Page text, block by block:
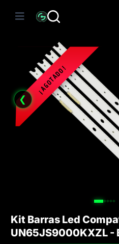
❮
Kit Barras Led
UN65JS9000KXZL -